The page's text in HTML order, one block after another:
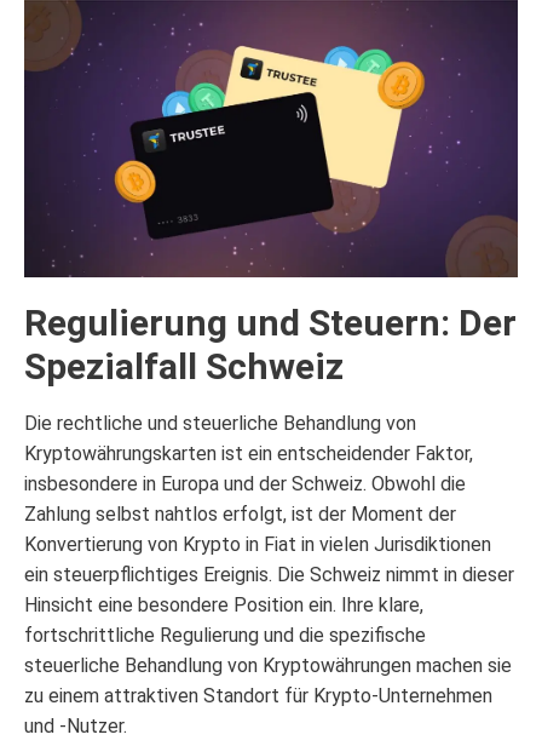
Regulierung und Steuern: Der
Spezialfall Schweiz
Die rechtliche und steuerliche Behandlung von
Kryptowährungskarten ist ein entscheidender Faktor,
insbesondere in Europa und der Schweiz. Obwohl die
Zahlung selbst nahtlos erfolgt, ist der Moment der
Konvertierung von Krypto in Fiat in vielen Jurisdiktionen
ein steuerpflichtiges Ereignis. Die Schweiz nimmt in dieser
Hinsicht eine besondere Position ein. Ihre klare,
fortschrittliche Regulierung und die spezifische
steuerliche Behandlung von Kryptowährungen machen sie
zu einem attraktiven Standort für Krypto-Unternehmen
und -Nutzer.